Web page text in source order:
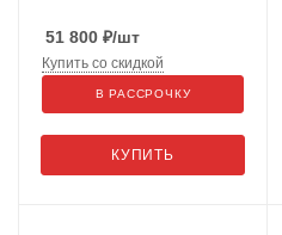
51 800 ₽/шт
КУПИТЬ
Купить со скидкой
В РАССРОЧКУ